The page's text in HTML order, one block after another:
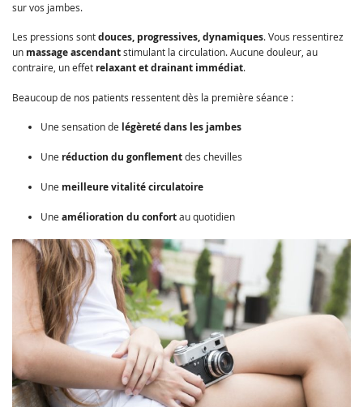
sur vos jambes.
Les pressions sontdouces, progressives, dynamiques. Vous ressentirez
un massage ascendantstimulant la circulation. Aucune douleur, au
contraire, un effet relaxant et drainant immédiat.
Beaucoup de nos patients ressentent dès la première séance :
Une sensation de légèreté dans les jambes
Une réduction du gonflementdes chevilles
Une meilleure vitalité circulatoire
Une amélioration du confortau quotidien